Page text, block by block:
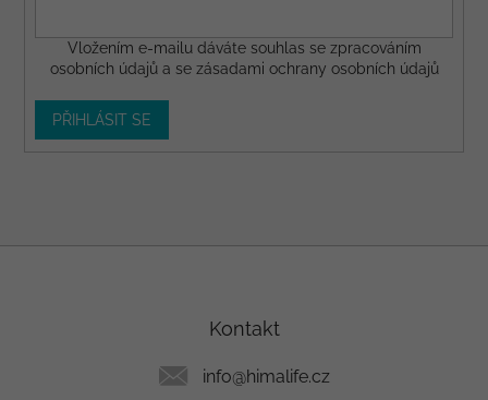
Vložením e-mailu dáváte souhlas se zpracováním
osobních údajů a se zásadami ochrany osobních údajů
PŘIHLÁSIT SE
Kontakt
info@himalife.cz